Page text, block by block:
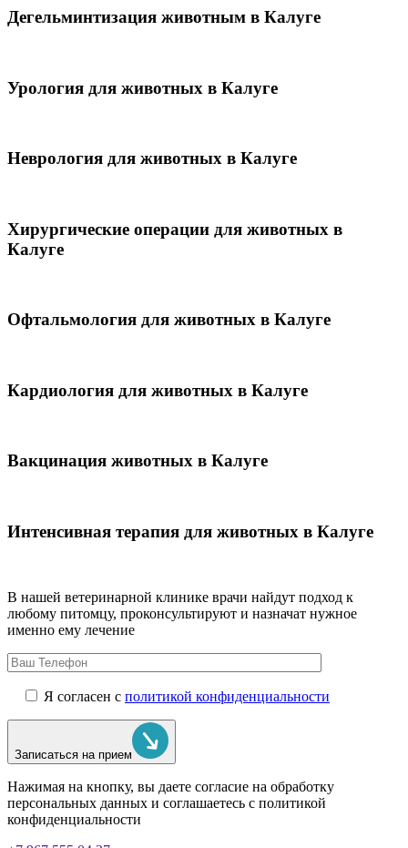
Дегельминтизация животным в Калуге
Урология для животных в Калуге
Неврология для животных в Калуге
Хирургические операции для животных в
Калуге
Офтальмология для животных в Калуге
Кардиология для животных в Калуге
Вакцинация животных в Калуге
Интенсивная терапия для животных в Калуге
В нашей ветеринарной клинике врачи найдут подход к
любому питомцу, проконсультируют и назначат нужное
именно ему лечение
Я согласен с политикой конфиденциальности
Записаться на прием
Нажимая на кнопку, вы даете согласие на обработку
персональных данных и соглашаетесь c политикой
конфиденциальности